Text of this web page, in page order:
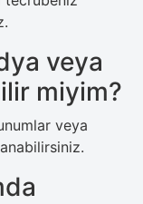
veya
miyim?
veya